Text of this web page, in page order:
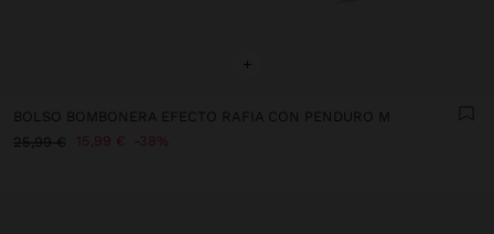
+
BOLSO BOMBONERA EFECTO RAFIA CON PENDURO M
25,99 €
15,99 € 38%